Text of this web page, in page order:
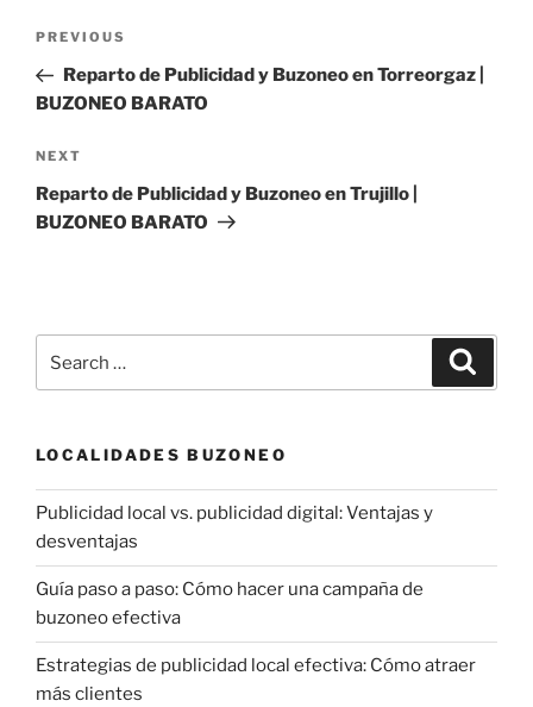
Previous
Post
PREVIOUS
Reparto de Publicidad y Buzoneo en Torreorgaz |
BUZONEO BARATO
Next
Post
NEXT
Reparto de Publicidad y Buzoneo en Trujillo |
BUZONEO BARATO
for:
LOCALIDADES BUZONEO
Publicidad local vs. publicidad digital: Ventajas y
desventajas
Guía paso a paso: Cómo hacer una campaña de
buzoneo efectiva
Estrategias de publicidad local efectiva: Cómo atraer
más clientes